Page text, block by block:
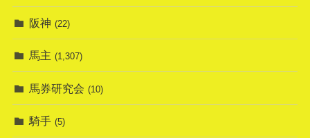
阪神 (22)
馬主 (1,307)
馬券研究会 (10)
騎手 (5)